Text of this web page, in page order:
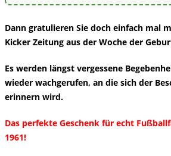
Dann gratulieren Sie doch einfach mal
Kicker Zeitung aus der Woche der
Es werden längst vergessene
wieder wachgerufen, an die sich der
erinnern wird.
Das perfekte Geschenk für echt
1961!